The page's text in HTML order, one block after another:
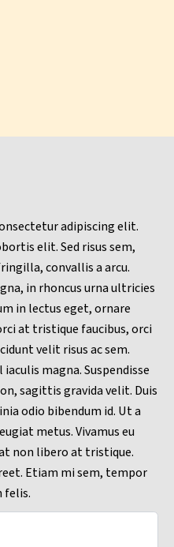
adipiscing elit.
elit. Sed risus sem,
convallis a arcu.
in rhoncus urna ultricies
in lectus eget, ornare
at tristique faucibus, orci
velit risus ac sem.
magna. Suspendisse
sagittis gravida velit. Duis
odio bibendum id. Ut a
metus. Vivamus eu
non libero at tristique.
Etiam mi sem, tempor
felis.